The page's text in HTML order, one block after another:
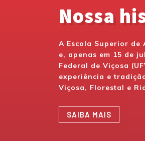
Nossa
A Escola Superior
e, apenas em 15 de
Federal de Viçosa
experiência e
Viçosa, Florestal e
SAIBA MAIS